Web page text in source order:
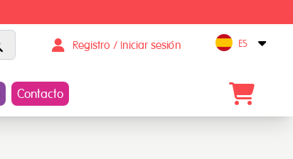
Registro / Iniciar sesión Open
ES
Contacto